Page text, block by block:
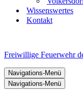
Wissenswertes
Kontakt
Freiwillige Feuerwehr
Navigations-Menü
Navigations-Menü